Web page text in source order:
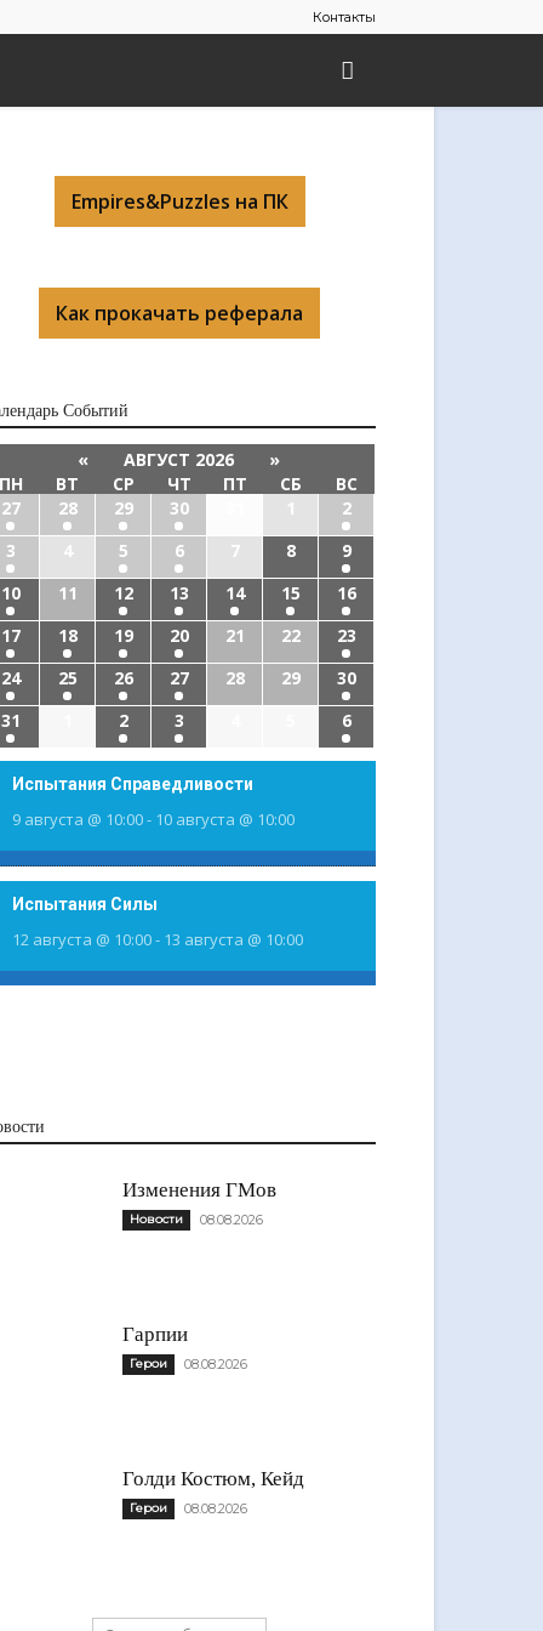
Контакты
Empires&Puzzles на ПК
Как прокачать реферала
Cобытий
« АВГУСТ 2026
»
ПН
ВТ СР ЧТ ПТ СБ
ВС
27
28 29 30 1
2
3
4 5 6 7 8
9
10
11 12 13 14 15
16
17
18 19 20 21 22
23
24
25 26 27 28 29
30
31
2 3 6
Испытания Справедливости
9 августа @ 10:00- 10 августа @ 10:00
Испытания Силы
12 августа @ 10:00- 13 августа @ 10:00
Изменения ГМов
Новости 08.08.2026
Гарпии
Герои 08.08.2026
Голди Костюм, Кейд
Герои 08.08.2026